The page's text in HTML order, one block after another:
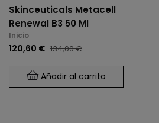
Skinceuticals Metacell
Renewal B3 50 Ml
Inicio
120,60 € 134,00 €
Añadir al carrito